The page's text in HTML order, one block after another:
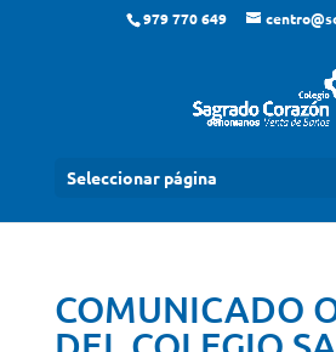
979 770 649
Seleccionar página
COMUNICADO